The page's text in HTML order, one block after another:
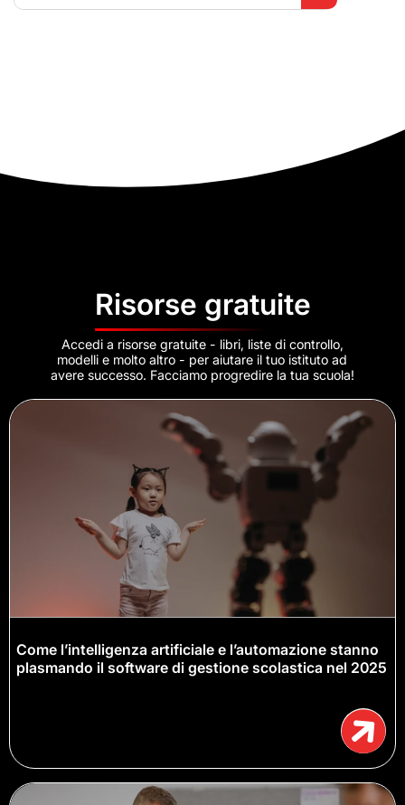
Risorse gratuite
Accedi a risorse gratuite - libri, liste di controllo,
modelli e molto altro - per aiutare il tuo istituto ad
avere successo. Facciamo progredire la tua scuola!
Come l’intelligenza artificiale e l’automazione stanno
plasmando il software di gestione scolastica nel 2025